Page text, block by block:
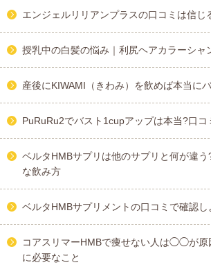
エンジェルリリアンプラスの口コミは信じ
授乳中の白髪の悩み｜利尻ヘアカラーシャ
産後にKIWAMI（きわみ）を飲めば本当に
PuRuRu2でバスト1cupアップは本当?口コ
ベルタHMBサプリは他のサプリと何が違う
な飲み方
ベルタHMBサプリメントの口コミで確認し
コアスリマーHMBで痩せない人は◯◯が原
に必要なこと